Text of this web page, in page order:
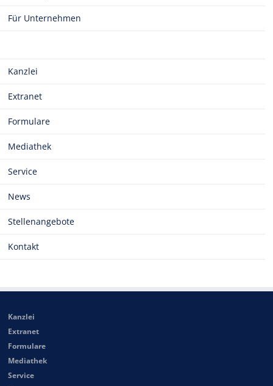
Für Unternehmen
Kanzlei
Extranet
Formulare
Mediathek
Service
News
Stellenangebote
Kontakt
Kanzlei
Extranet
Formulare
Mediathek
Service